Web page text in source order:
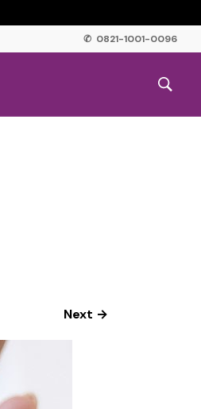
✆ 0821-1001-0096
Next →